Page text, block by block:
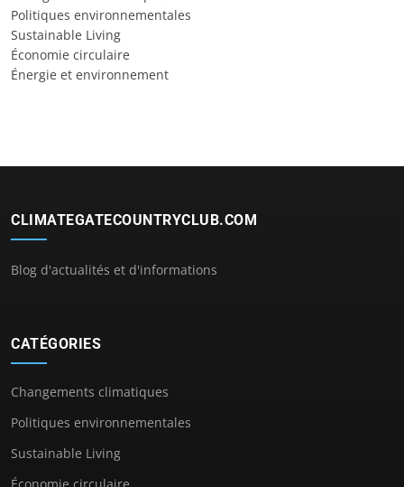
Politiques environnementales
Sustainable Living
Économie circulaire
Énergie et environnement
CLIMATEGATECOUNTRYCLUB.COM
Blog d'actualités et d'informations
CATÉGORIES
Changements climatiques
Politiques environnementales
Sustainable Living
Économie circulaire